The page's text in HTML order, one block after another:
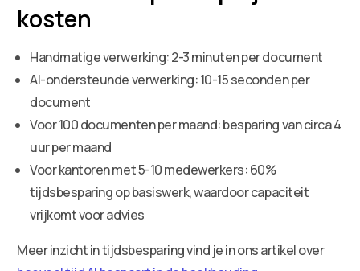
kosten
Handmatige verwerking: 2-3 minuten per document
AI-ondersteunde verwerking: 10-15 seconden per
document
Voor 100 documenten per maand: besparing van circa 4
uur per maand
Voor kantoren met 5-10 medewerkers: 60%
tijdsbesparing op basiswerk, waardoor capaciteit
vrijkomt voor advies
Meer inzicht in tijdsbesparing vind je in ons artikel over